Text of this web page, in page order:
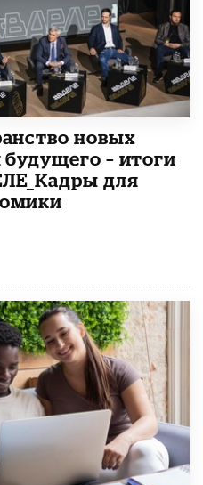
новых
– итоги
для